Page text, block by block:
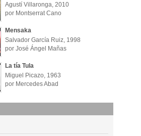
Agustí Villaronga, 2010
por Montserrat Cano
Mensaka
Salvador García Ruiz, 1998
por José Ángel Mañas
La tía Tula
Miguel Picazo, 1963
por Mercedes Abad